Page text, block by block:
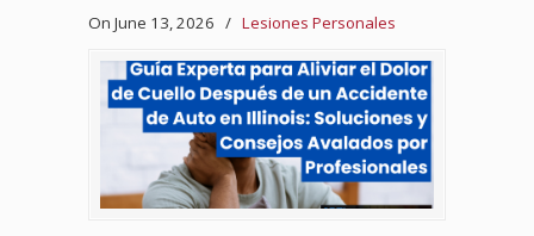
On June 13, 2026 / Lesiones Personales